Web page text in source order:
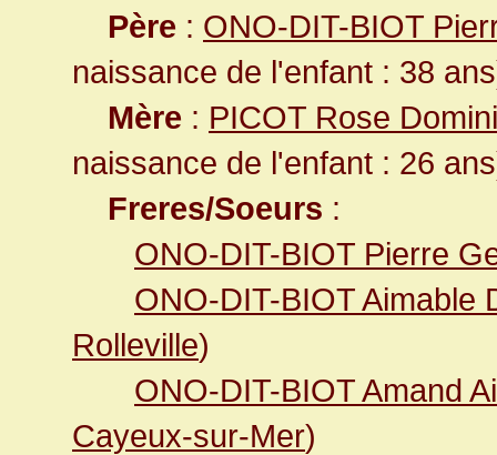
Père : ONO-DIT-BIOT
naissance de l'enfant : 38
Mère : PICOT Rose
naissance de l'enfant : 26
Freres/Soeurs :
ONO-DIT-BIOT Pierre
ONO-DIT-BIOT Aimable
Rolleville)
ONO-DIT-BIOT Amand
Cayeux-sur-Mer)